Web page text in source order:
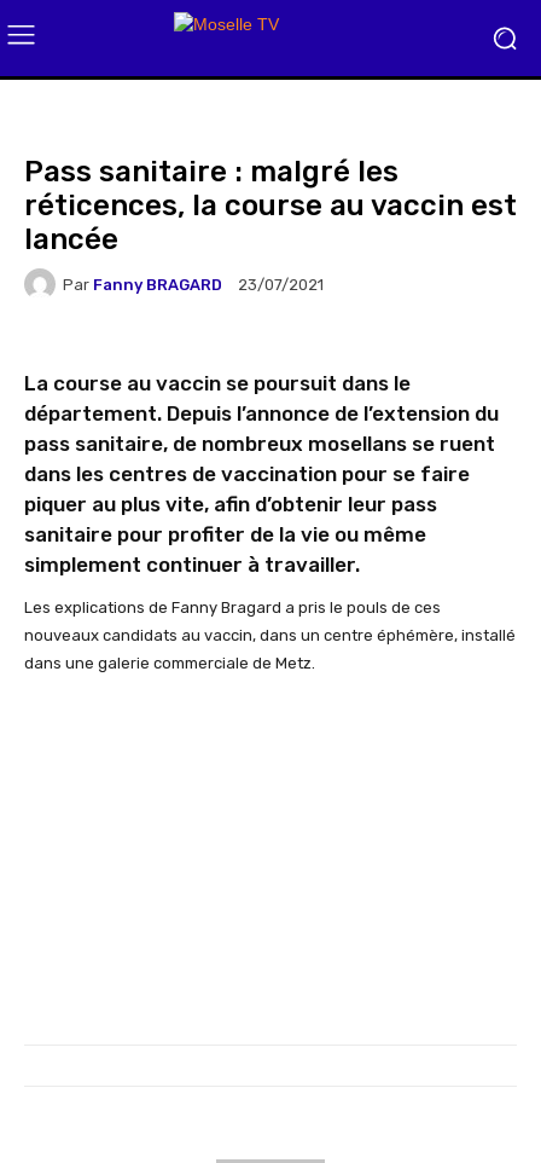
Pass sanitaire : malgré les
réticences, la course au vaccin est
lancée
Par Fanny BRAGARD 23/07/2021
La course au vaccin se poursuit dans le
département. Depuis l’annonce de l’extension du
pass sanitaire, de nombreux mosellans se ruent
dans les centres de vaccination pour se faire
piquer au plus vite, afin d’obtenir leur pass
sanitaire pour profiter de la vie ou même
simplement continuer à travailler.
Les explications de Fanny Bragard a pris le pouls de ces
nouveaux candidats au vaccin, dans un centre éphémère, installé
dans une galerie commerciale de Metz.